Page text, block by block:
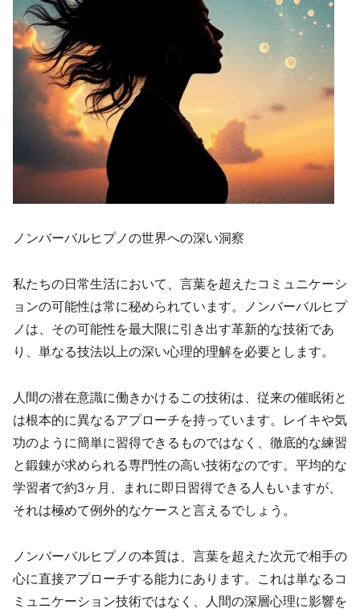
ノンバーバルヒプノの世界への深い洞察
私たちの日常生活において、言葉を超えたコミュニケーシ
ョンの可能性は常に秘められています。ノンバーバルヒプ
ノは、その可能性を最大限に引き出す革新的な技術であ
り、単なる技法以上の深い心理的理解を必要とします。
人間の潜在意識に働きかけるこの技術は、従来の催眠術と
は根本的に異なるアプローチを持っています。レイキや気
功のように簡単に習得できるものではなく、徹底的な練習
と鍛錬が求められる専門性の高い技術なのです。平均的な
学習者で約3ヶ月、まれに即日習得できる人もいますが、
それは極めて例外的なケースと言えるでしょう。
ノンバーバルヒプノの本質は、言葉を超えた次元で相手の
心に直接アプローチする能力にあります。これは単なるコ
ミュニケーション技術ではなく、人間の深層心理に影響を